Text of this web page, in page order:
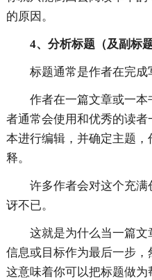
的原因。
4、分析标题（及副标题
标题通常是作者在完成
作者在一篇文章或一
者通常会使用和优秀的读
本进行编辑，并确定主题
释。
许多作者会对这个充
讶不已。
这就是为什么当一篇
信息或目标作为最后一步，
这意味着你可以把标题做